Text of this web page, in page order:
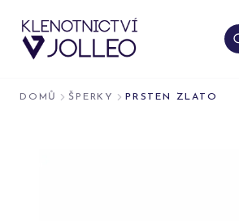
DOMŮ ŠPERKY PRSTEN ZLATO